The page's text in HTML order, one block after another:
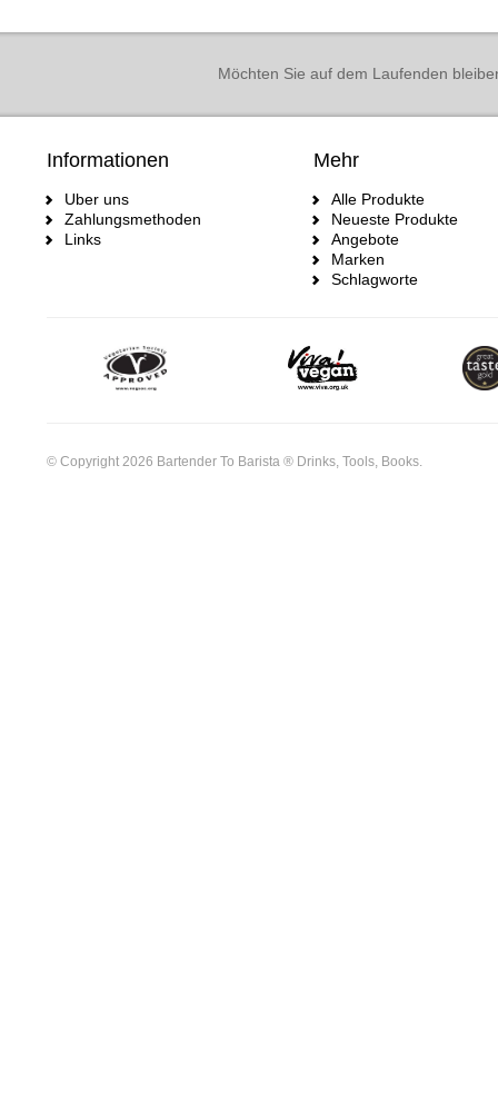
Möchten Sie auf dem Laufenden
Informationen
Uber uns
Zahlungsmethoden
Links
Mehr
Alle Produkte
Neueste Produkte
Angebote
Marken
Schlagworte
© Copyright 2026 Bartender To Barista ® Drinks, Tools, Books.